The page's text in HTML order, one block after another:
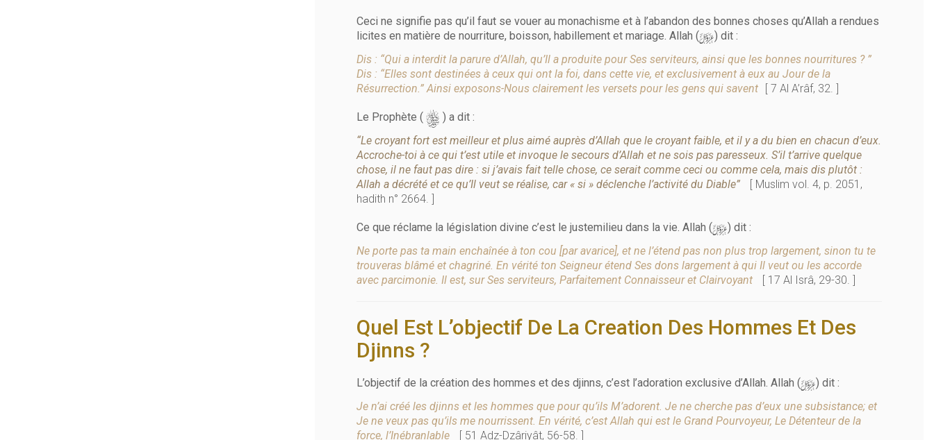
Ceci ne signifie pas qu’il faut se vouer au monachisme et à l’abandon des bonnes choses qu’Allah a rendues
licites en matière de nourriture, boisson, habillement et mariage. Allah (y) dit :
Dis : “Qui a interdit la parure d’Allah, qu’Il a produite pour Ses serviteurs, ainsi que les bonnes nourritures ? ”
Dis : “Elles sont destinées à ceux qui ont la foi, dans cette vie, et exclusivement à eux au Jour de la
Résurrection.” Ainsi exposons-Nous clairement les versets pour les gens qui savent
[ 7 Al A’râf, 32. ]
Le Prophète ( s ) a dit :
“Le croyant fort est meilleur et plus aimé auprès d’Allah que le croyant faible, et il y a du bien en chacun d’eux.
Accroche-toi à ce qui t’est utile et invoque le secours d’Allah et ne sois pas paresseux. S’il t’arrive quelque
chose, il ne faut pas dire : si j’avais fait telle chose, ce serait comme ceci ou comme cela, mais dis plutôt :
Allah a décrété et ce qu’Il veut se réalise, car « si » déclenche l’activité du Diable”
[ Muslim vol. 4, p. 2051,
hadith n° 2664. ]
Ce que réclame la législation divine c’est le justemilieu dans la vie. Allah (y) dit :
Ne porte pas ta main enchaînée à ton cou [par avarice], et ne l’étend pas non plus trop largement, sinon tu te
trouveras blâmé et chagriné. En vérité ton Seigneur étend Ses dons largement à qui Il veut ou les accorde
avec parcimonie. Il est, sur Ses serviteurs, Parfaitement Connaisseur et Clairvoyant
[ 17 Al Isrâ, 29-30. ]
Quel Est L’objectif De La Creation Des Hommes Et Des
Djinns ?
L’objectif de la création des hommes et des djinns, c’est l’adoration exclusive d’Allah. Allah (y) dit :
Je n’ai créé les djinns et les hommes que pour qu’ils M’adorent. Je ne cherche pas d’eux une subsistance; et
Je ne veux pas qu’ils me nourrissent. En vérité, c’est Allah qui est le Grand Pourvoyeur, Le Détenteur de la
force, l’Inébranlable
[ 51 Adz-Dzâriyât, 56-58. ]